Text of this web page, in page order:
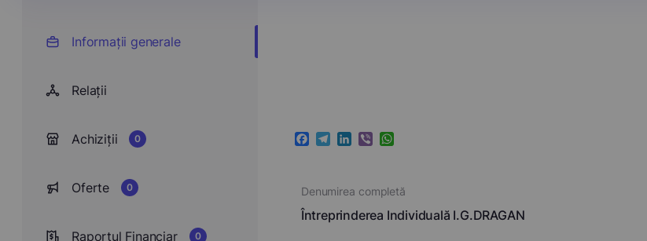
Informații generale
Relații
Achiziții 0
Oferte 0
Raportul Financiar 0
Facebook
Telegram
LinkedIn
ViberWhatsApp
Denumirea completă
Întreprinderea Individuală I.G.DRAGAN